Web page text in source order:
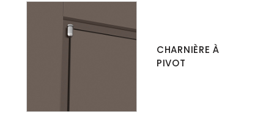
CHARNIÈRE À
PIVOT